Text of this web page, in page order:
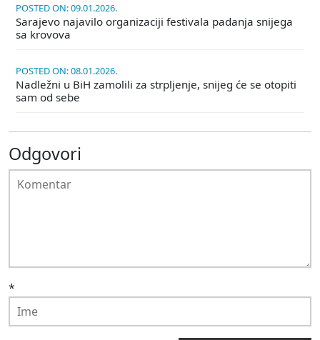
POSTED ON: 09.01.2026.
Sarajevo najavilo organizaciji festivala padanja snijega
sa krovova
POSTED ON: 08.01.2026.
Nadležni u BiH zamolili za strpljenje, snijeg će se otopiti
sam od sebe
Odgovori
*